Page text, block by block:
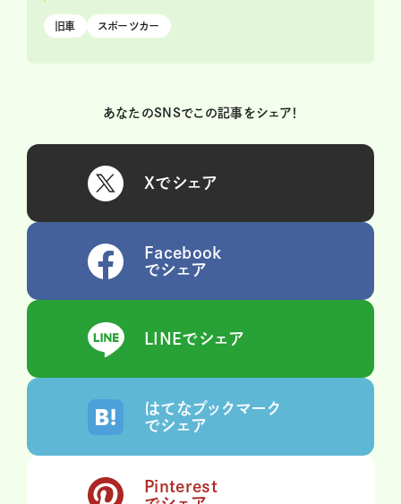
旧車 スポーツカー
あなたのSNSでこの記事をシェア！
Xでシェア
Facebook
でシェア
LINEでシェア
はてなブックマーク
でシェア
Pinterest